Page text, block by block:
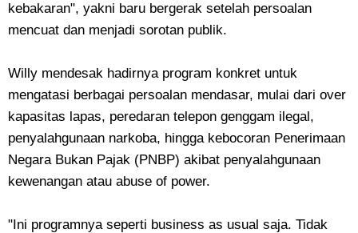
kebakaran", yakni baru bergerak setelah persoalan
mencuat dan menjadi sorotan publik.
Willy mendesak hadirnya program konkret untuk
mengatasi berbagai persoalan mendasar, mulai dari over
kapasitas lapas, peredaran telepon genggam ilegal,
penyalahgunaan narkoba, hingga kebocoran Penerimaan
Negara Bukan Pajak (PNBP) akibat penyalahgunaan
kewenangan atau abuse of power.
"Ini programnya seperti business as usual saja. Tidak